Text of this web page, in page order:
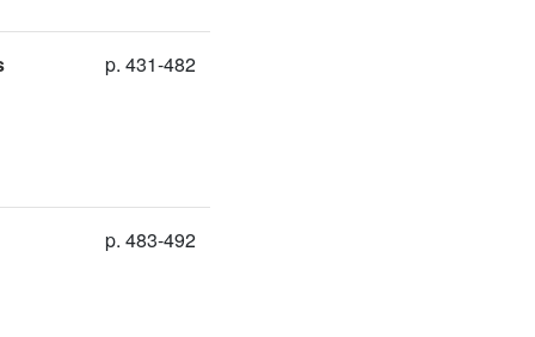
p. 431-482
p. 483-492